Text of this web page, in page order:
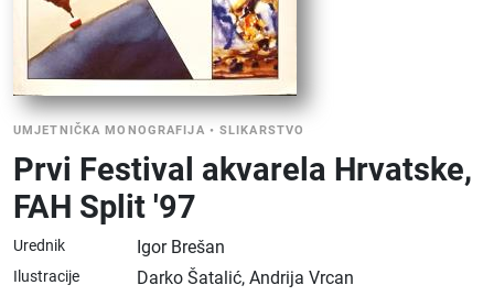
UMJETNIČKA MONOGRAFIJA •SLIKARSTVO
Prvi Festival akvarela Hrvatske,
FAH Split '97
Urednik Igor Brešan
Ilustracije Darko Šatalić, Andrija Vrcan